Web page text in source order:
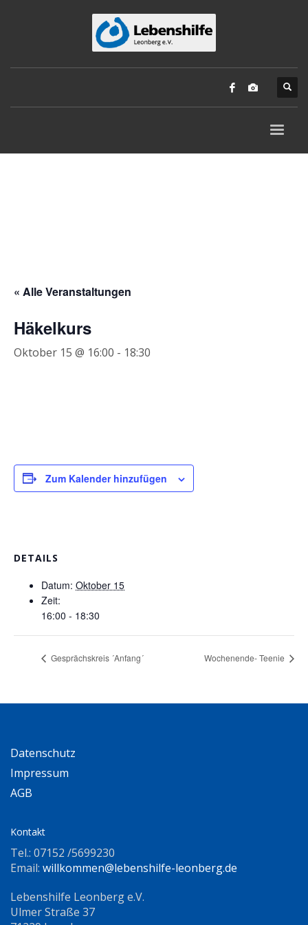
« Alle Veranstaltungen
Häkelkurs
Oktober 15 @ 16:00 - 18:30
Zum Kalender hinzufügen
DETAILS
Datum: Oktober 15
Zeit:
16:00 - 18:30
Gesprächskreis ´Anfang´ Wochenende- Teenie
Datenschutz
Impressum
AGB
Kontakt
Tel.: 07152 /5699230
Email: willkommen@lebenshilfe-leonberg.de
Lebenshilfe Leonberg e.V.
Ulmer Straße 37